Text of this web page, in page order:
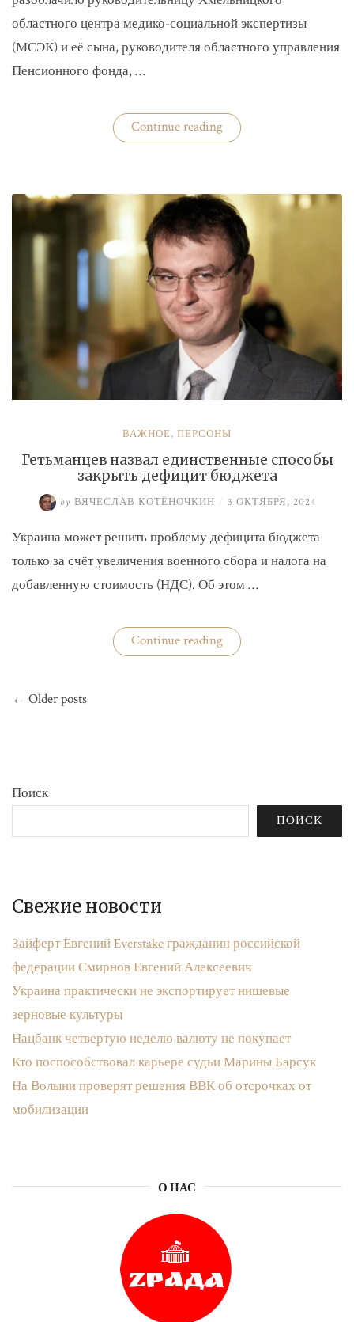
областного центра медико-социальной экспертизы
(МСЭК) и её сына, руководителя областного управления
Пенсионного фонда, …
Continue reading«В
Хмельницком
сын
зарабатывали
на
уклонистах»
ВАЖНОЕ, ПЕРСОНЫ
Гетьманцев назвал единственные способы
закрыть дефицит бюджета
by ВЯЧЕСЛАВ КОТЁНОЧКИН / 3 ОКТЯБРЯ, 2024
Украина может решить проблему дефицита бюджета
только за счёт увеличения военного сбора и налога на
добавленную стоимость (НДС). Об этом …
Continue reading«Гетьманцев
назвал
по
← Older posts
Поиск
ПОИСК
Свежие новости
Зайферт Евгений Everstake гражданин российской
федерации Смирнов Евгений Алексеевич
Украина практически не экспортирует нишевые
зерновые культуры
Нацбанк четвертую неделю валюту не покупает
Кто поспособствовал карьере судьи Марины Барсук
На Волыни проверят решения ВВК об отсрочках от
мобилизации
О НАС